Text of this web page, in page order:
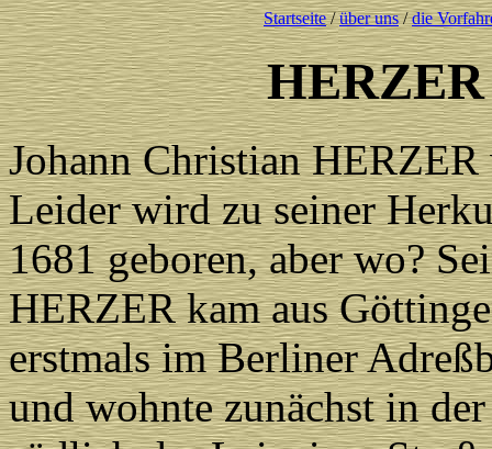
Startseite/über uns/die
HERZER
Johann Christian
Leider wird zu seiner
1681 geboren, aber wo?
HERZER kam aus
erstmals im Berliner
und wohnte zunächst in